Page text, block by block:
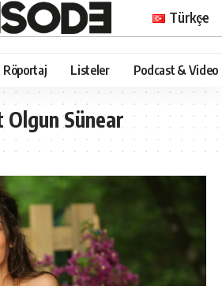
Türkçe
Röportaj Listeler Podcast & Video
Olgun Sünear